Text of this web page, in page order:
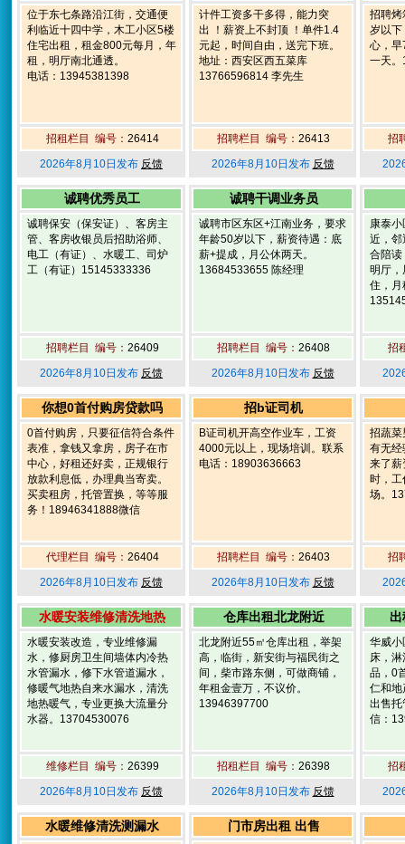
位于东七条路沿江街，交通便
利临近十四中学，木工小区5楼
住宅出租，租金800元每月，年
租，明厅南北通透。
电话：13945381398
招租栏目 编号： 26414
2026年8月10日发布 反馈
计件工资多干多得，能力突
出 ！薪资上不封顶 ！单件1.4
元起，时间自由，送完下班。
地址：西安区西五菜库
13766596814 李先生
招聘栏目 编号： 26413
2026年8月10日发布 反馈
招聘烤
岁以下
心，
一天
招
诚聘优秀员工
诚聘保安（保安证）、客房主
管、客房收银员后招助浴师、
电工（有证）、水暖工、司炉
工（有证）15145333336
招聘栏目 编号： 26409
2026年8月10日发布 反馈
诚聘干调业务员
诚聘市区东区+江南业务，要求
年龄50岁以下，薪资待遇：底
薪+提成，月公休两天。
13684533655 陈经理
招聘栏目 编号： 26408
2026年8月10日发布 反馈
康泰
近，邻
合陪读
明厅，
住，月
招
你想0首付购房贷款吗
0首付购房，只要征信符合条件
表准，拿钱又拿房，房子在市
中心，好租还好卖，正规银行
放款利息低，办理典当寄卖。
买卖租房，托管置换，等等服
务！18946341888微信
代理栏目 编号： 26404
2026年8月10日发布 反馈
招b证司机
B证司机开高空作业车，工资
4000元以上，现场培训。联系
电话：18903636663
招聘栏目 编号： 26403
2026年8月10日发布 反馈
招蔬菜
有无经
来了薪
时，
场。
招
水暖安装维修清洗地热
水暖安装改造，专业维修漏
水，修厨房卫生间墙体内冷热
水管漏水，修下水管道漏水，
修暖气地热自来水漏水，清洗
地热暖气，专业更换大流量分
水器。13704530076
维修栏目 编号： 26399
2026年8月10日发布 反馈
仓库出租北龙附近
北龙附近55㎡仓库出租，举架
高，临街，新安街与福民街之
间，柴市路东侧，可做商铺，
年租金壹万，不议价。
13946397700
招租栏目 编号： 26398
2026年8月10日发布 反馈
华威小
床，
品，0
仁和地
出售托
信：
招
水暖维修清洗测漏水 门市房出租 出售